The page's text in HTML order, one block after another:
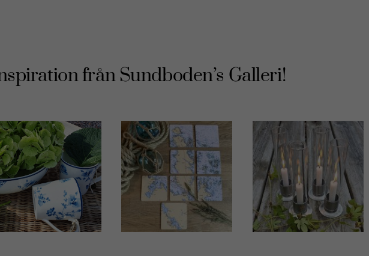
från Sundboden’s Galleri!